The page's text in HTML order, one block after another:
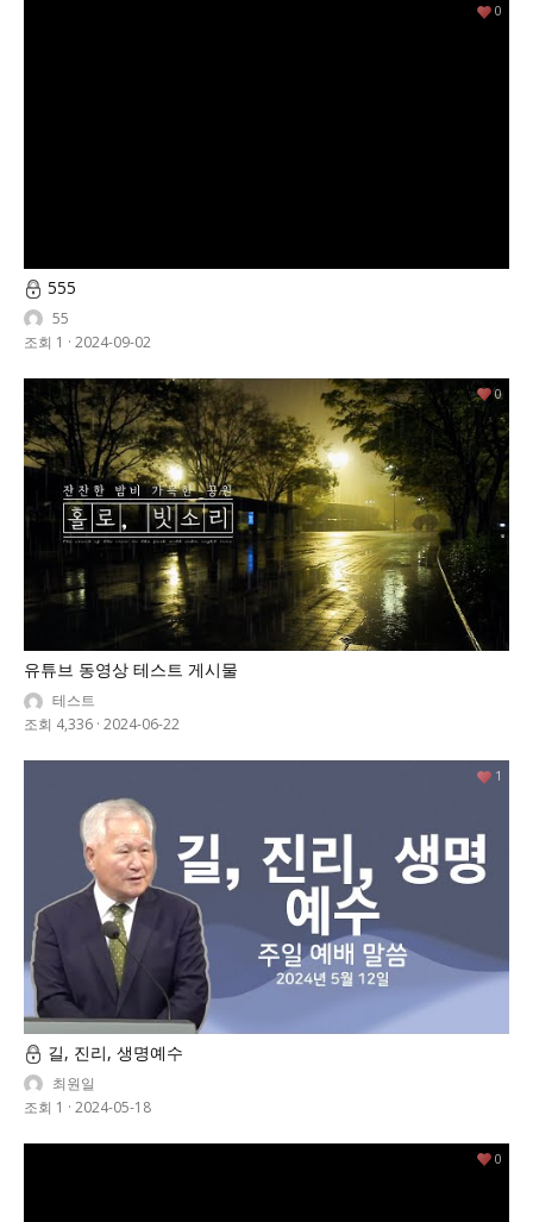
555
55
조회 1 · 2024-09-02
0
유튜브 동영상 테스트 게시물
테스트
조회 4,336 · 2024-06-22
0
길, 진리, 생명예수
최원일
조회 1 · 2024-05-18
1
0